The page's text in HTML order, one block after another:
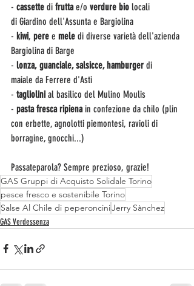
- cassette di frutta e/o verdure bio locali
di Giardino dell'Assunta e Bargiolina
- kiwi, pere e mele di diverse varietà dell'azienda
Bargiolina di Barge
- lonza, guanciale, salsicce, hamburger di
maiale da Ferrere d'Asti
- tagliolini al basilico del Mulino Moulis
- pasta fresca ripiena in confezione da chilo (plin
con erbette, agnolotti piemontesi, ravioli di
borragine, gnocchi...)
Passateparola? Sempre prezioso, grazie!
GAS Gruppi di Acquisto Solidale Torino
pesce fresco e sostenibile Torino
Salse Al Chile di peperonciniJerry Sànchez
GAS Verdessenza